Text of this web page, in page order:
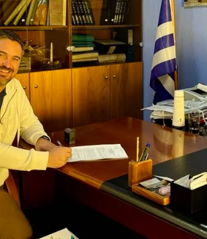
Μουδανιών στον Πολύγυρο– Δικαίωση της
με τον νέο νόμο για ύδρευση και αποχέτευση
παραλία Σίβηρης
– Πότε και πού θα σημειωθούν
για δήμους της Κεντρικής Μακεδονίας